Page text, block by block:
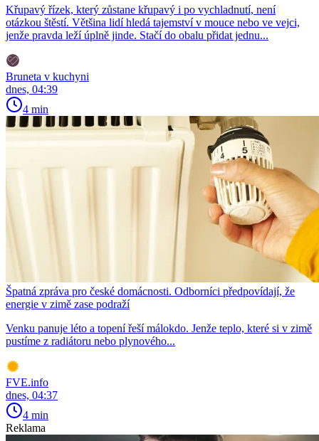
Křupavý řízek, který zůstane křupavý i po vychladnutí, není
otázkou štěstí. Většina lidí hledá tajemství v mouce nebo ve vejci,
jenže pravda leží úplně jinde. Stačí do obalu přidat jednu...
Bruneta v kuchyni
dnes, 04:39
4 min
Špatná zpráva pro české domácnosti. Odborníci předpovídají, že
energie v zimě zase podraží
Venku panuje léto a topení řeší málokdo. Jenže teplo, které si v zimě
pustíme z radiátoru nebo plynového...
FVE.info
dnes, 04:37
4 min
Reklama